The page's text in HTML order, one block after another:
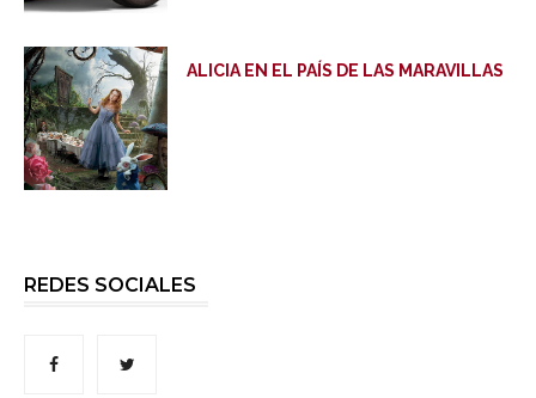
ALICIA EN EL PAÍS DE LAS MARAVILLAS
REDES SOCIALES